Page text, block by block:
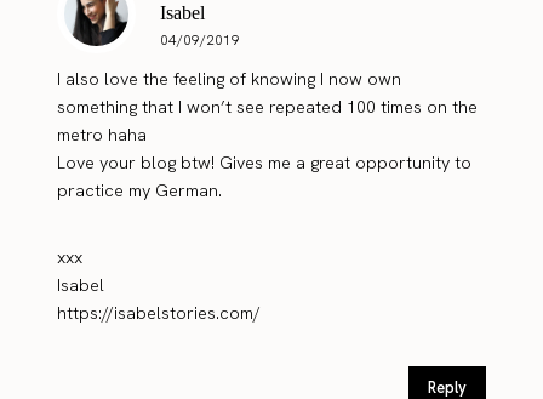
Isabel
04/09/2019
I also love the feeling of knowing I now own
something that I won’t see repeated 100 times on the
metro haha
Love your blog btw! Gives me a great opportunity to
practice my German.
xxx
Isabel
https://isabelstories.com/
Reply